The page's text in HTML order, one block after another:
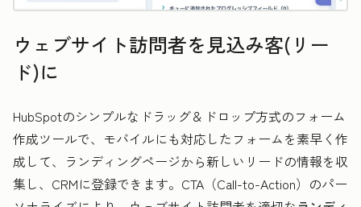
ウェブサイト訪問者を見込み客(リー
ド)に
HubSpotのシンプルなドラッグ＆ドロップ方式のフォーム
作成ツールで、モバイルにも対応したフォームを素早く作
成して、ランディングページから新しいリードの情報を収
集し、CRMに登録できます。CTA（Call-to-Action）のパー